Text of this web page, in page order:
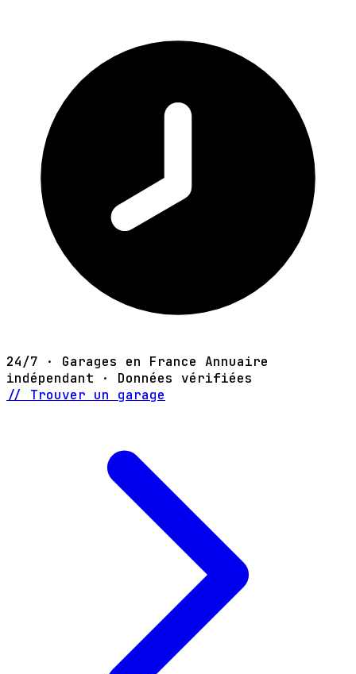
24/7 · Garages en France Annuaire
indépendant · Données vérifiées
// Trouver un garage